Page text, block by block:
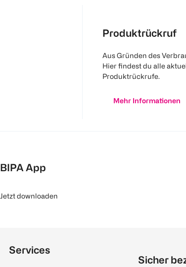
Produktrückruf
Aus Gründen des
Hier findest du alle
Produktrückrufe.
Mehr Informationen
BIPA App
Jetzt downloaden
Services
Sicher